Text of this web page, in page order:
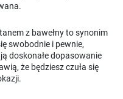
z bawełny to synonim
swobodnie i pewnie,
doskonałe dopasowanie
że będziesz czuła się